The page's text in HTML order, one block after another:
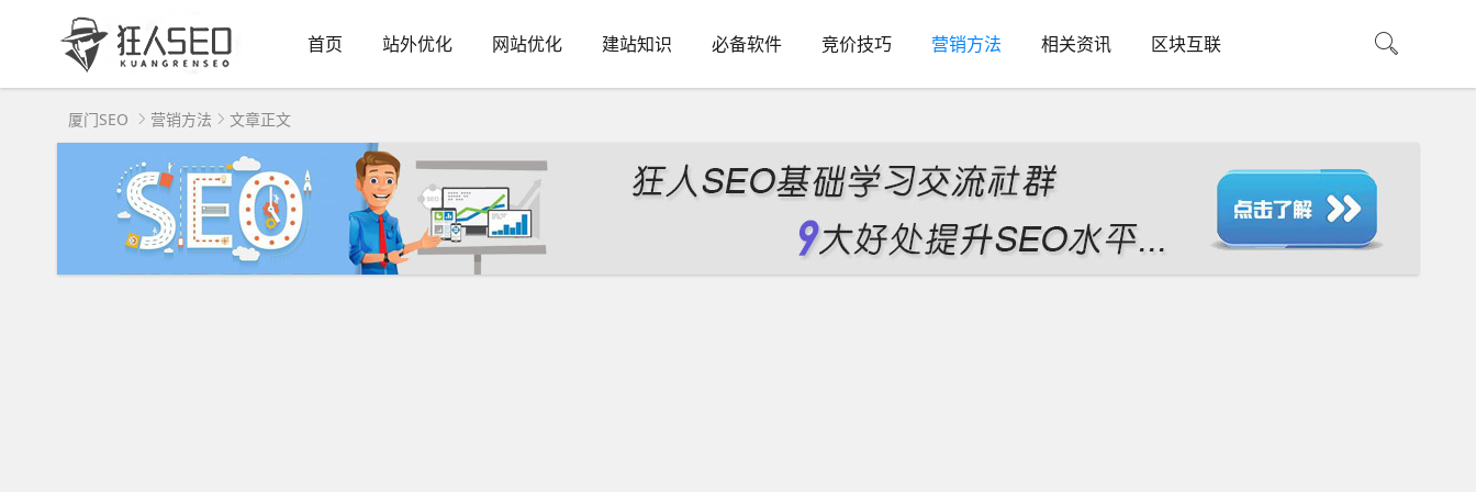
首页 站外优化 网站优化 建站知识 必备软件 竞价技巧 营销方法 相关资讯 区块互联
厦门SEO 营销方法 文章正文